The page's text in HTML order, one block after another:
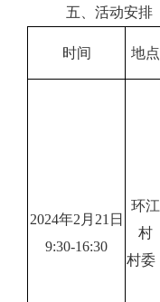
五、 活动安排
时间 地点
2024年2 月 21 日
9:30-16:30
环江
村
村委